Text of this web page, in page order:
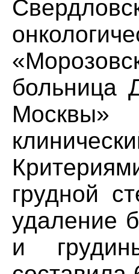
больница
грудной
удаление
и